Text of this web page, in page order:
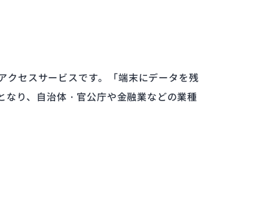
クセスサービスです。「端末にデータを残
り、自治体・官公庁や金融業などの業種